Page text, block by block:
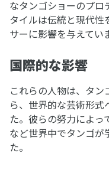
なタンゴショーのプロ
タイルは伝統と現代性
サーに影響を与えてい
国際的な影響
これらの人物は、タ
ら、世界的な芸術形式
た。彼らの努力によっ
など世界中でタンゴが
た。